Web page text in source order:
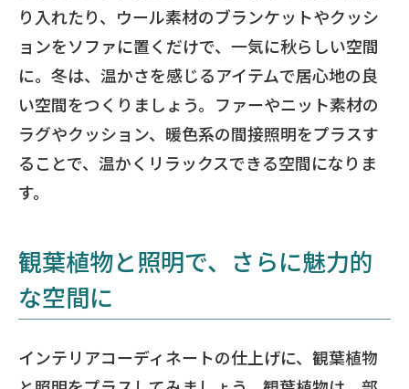
り入れたり、ウール素材のブランケットやクッシ
ョンをソファに置くだけで、一気に秋らしい空間
に。冬は、温かさを感じるアイテムで居心地の良
い空間をつくりましょう。ファーやニット素材の
ラグやクッション、暖色系の間接照明をプラスす
ることで、温かくリラックスできる空間になりま
す。
観葉植物と照明で、さらに魅力的
な空間に
インテリアコーディネートの仕上げに、観葉植物